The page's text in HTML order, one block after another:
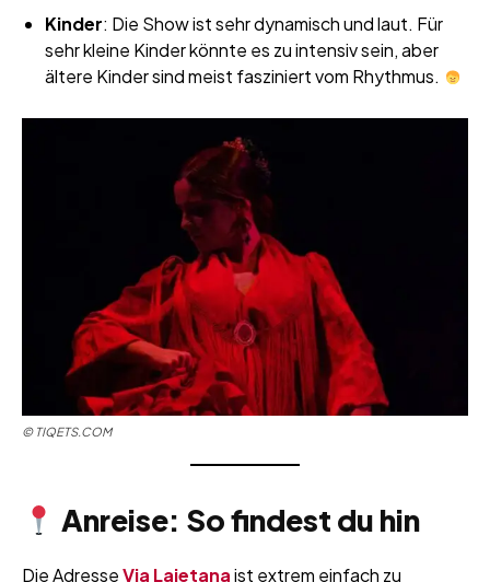
Kinder: Die Show ist sehr dynamisch und laut. Für
sehr kleine Kinder könnte es zu intensiv sein, aber
ältere Kinder sind meist fasziniert vom Rhythmus.
©TIQETS.COM
Anreise: So findest du hin
Die AdresseVia Laietanaist extrem einfach zu